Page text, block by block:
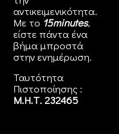
αντικειμενικότητα.
Με το 15minutes,
είστε πάντα ένα
βήμα μπροστά
στηνενημέρωση.
Ταυτότητα
Πιστοποίησης :
Μ.Η.Τ. 232465